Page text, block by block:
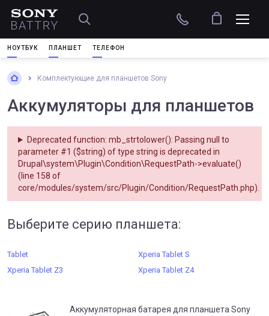
НОУТБУК ПЛАНШЕТ ТЕЛЕФОН
Комплектующие для планшетов Sony
Аккумуляторы для планшетов
Deprecated function: mb_strtolower(): Passing null to
parameter #1 ($string) of type string is deprecated in
Drupal\system\Plugin\Condition\RequestPath->evaluate()
(line 158 of
core/modules/system/src/Plugin/Condition/RequestPath.php).
Выберите серию планшета:
Tablet
Xperia Tablet S
Xperia Tablet Z3
Xperia Tablet Z4
Аккумуляторная батарея для планшета Sony